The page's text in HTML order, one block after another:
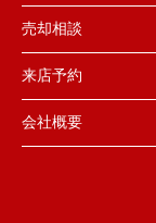
売却相談
来店予約
会社概要